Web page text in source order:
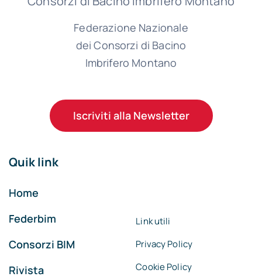
Federazione Nazionale
dei Consorzi di Bacino
Imbrifero Montano
Iscriviti alla Newsletter
Quik link
Home
Federbim
Consorzi BIM
Rivista
Link utili
Privacy Policy
Cookie Policy